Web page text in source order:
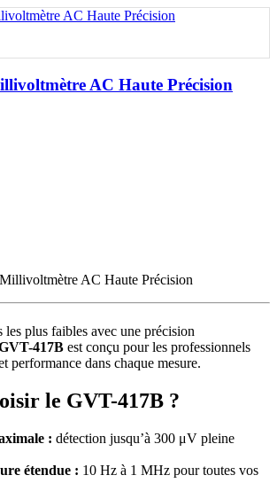
AC Haute Précision
AC Haute Précision
les plus faibles avec une précision
417B est conçu pour les professionnels
performance dans chaque mesure.
le GVT-417B ?
: détection jusqu’à 300 μV pleine
étendue : 10 Hz à 1 MHz pour toutes vos